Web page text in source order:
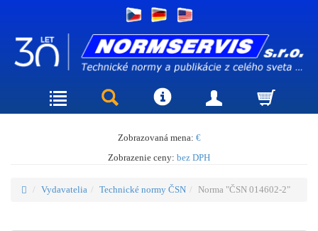
Zobrazovaná mena: €
Zobrazenie ceny: bez DPH
Vydavatelia Technické normy ČSN Norma "ČSN 014602-2"